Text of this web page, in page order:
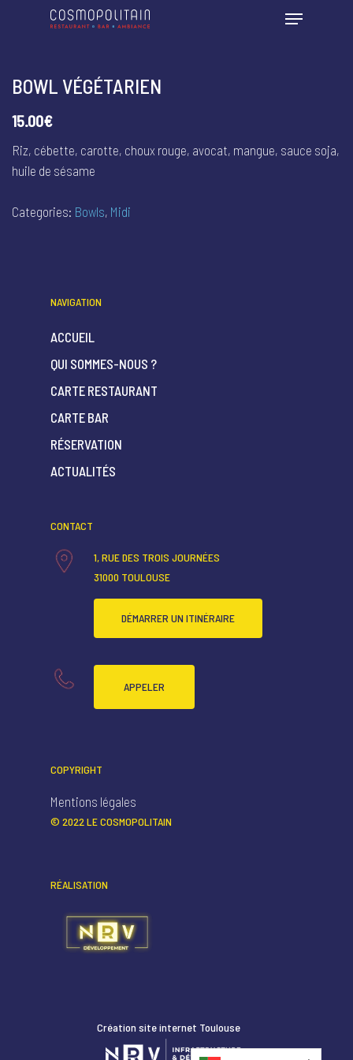
BOWL VÉGÉTARIEN
15.00€
Riz, cébette, carotte, choux rouge, avocat, mangue, sauce soja,
huile de sésame
Categories: Bowls, Midi
NAVIGATION
ACCUEIL
QUI SOMMES-NOUS ?
CARTE RESTAURANT
CARTE BAR
RÉSERVATION
ACTUALITÉS
CONTACT
1, RUE DES TROIS JOURNÉES
31000 TOULOUSE
DÉMARRER UN ITINÉRAIRE
APPELER
COPYRIGHT
Mentions légales
© 2022 LE COSMOPOLITAIN
RÉALISATION
Création site internet Toulouse
RÉSERVATION